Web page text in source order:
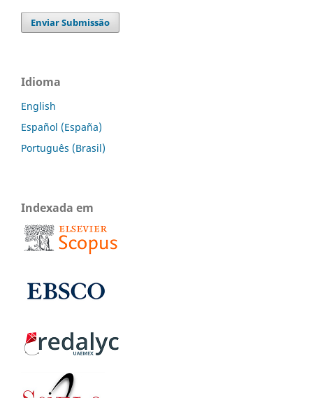
Enviar Submissão
Idioma
English
Español (España)
Português (Brasil)
Indexada em